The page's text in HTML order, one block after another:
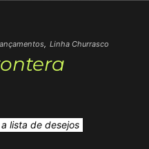
, Linha Churrasco
lista de desejos